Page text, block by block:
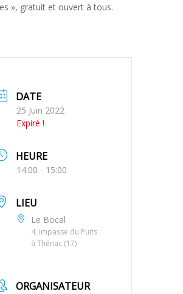
», gratuit et ouvert à tous.
DATE
25 Juin 2022
Expiré !
HEURE
14:00 - 15:00
LIEU
Le Bocal
4, impasse du Puits
à Thénac (17)
ORGANISATEUR